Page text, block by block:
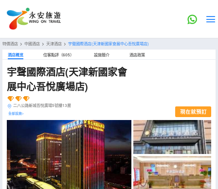
特價酒店 > 中國酒店 > 天津酒店 > 宇聲國際酒店(天津新國家會展中心吾悅廣場店)
酒店概览 住客點評（605） 設施簡介 酒店政策
宇聲國際酒店(天津新國家會
展中心吾悅廣場店)
二八公路新城吾悅廣場5號樓13層
全部設施> 現在就預訂